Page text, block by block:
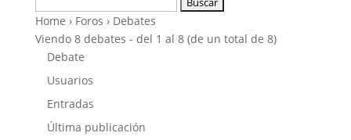
Home › Foros › Debates
Viendo 8 debates - del 1 al 8 (de un total de 8)
Debate
Usuarios
Entradas
Última publicación